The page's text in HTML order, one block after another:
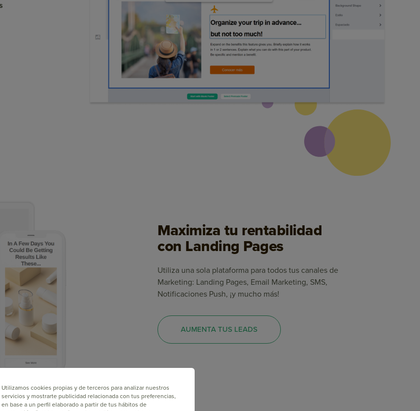
Maximiza tu rentabilidad
con Landing Pages
Utiliza una sola plataforma para todos tus canales de
Marketing: Landing Pages, Email Marketing, SMS,
Notificaciones Push, ¡y mucho más!
AUMENTA TUS LEADS
Utilizamos cookies propias y de terceros para analizar nuestros
servicios y mostrarte publicidad relacionada con tus preferencias,
en base a un perfil elaborado a partir de tus hábitos de